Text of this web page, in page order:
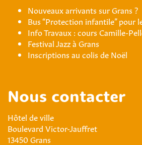
Nouveaux arrivants sur Grans ?
Bus “Protection infantile” pour
Info Travaux : cours Camille-
Festival Jazz à Grans
Inscriptions au colis de Noël
Nous contacter
Hôtel de ville
Boulevard Victor-Jauffret
13450 Grans